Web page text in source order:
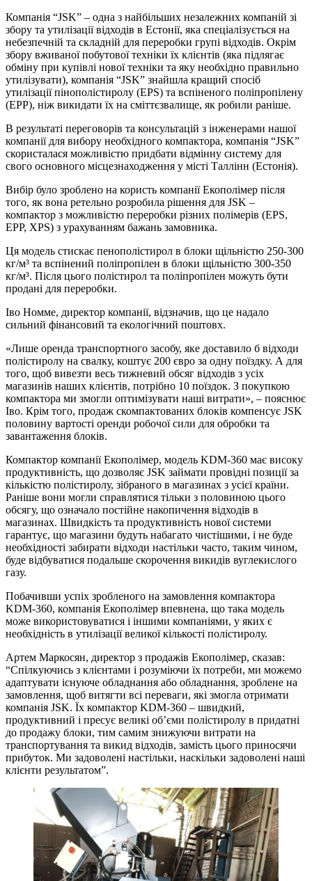
Компанія “JSK” – одна з найбільших незалежних компаній зі
збору та утилізації відходів в Естонії, яка спеціалізується на
небезпечній та складній для переробки групі відходів. Окрім
збору вживаної побутової техніки їх клієнтів (яка підлягає
обміну при купівлі нової техніки та яку необхідно правильно
утилізувати), компанія “JSK” знайшла кращий спосіб
утилізації пінополістиролу (EPS) та вспіненого поліпропілену
(EPP), ніж викидати їх на сміттєзвалище, як робили раніше.
В результаті переговорів та консультацій з інженерами нашої
компанії для вибору необхідного компактора, компанія “JSK”
скористалася можливістю придбати відмінну систему для
свого основного місцезнаходження у місті Таллінн (Естонія).
Вибір було зроблено на користь компанії Екополімер після
того, як вона ретельно розробила рішення для JSK –
компактор з можливістю переробки різних полімерів (EPS,
EPP, XPS) з урахуванням бажань замовника.
Ця модель стискає пенополістирол в блоки щільністю 250-300
кг/м³ та вспінений поліпропілен в блоки щільністю 300-350
кг/м³. Після цього полістирол та поліпропілен можуть бути
продані для переробки.
Іво Номме, директор компанії, відзначив, що це надало
сильний фінансовий та екологічний поштовх.
«Лише оренда транспортного засобу, яке доставило б відходи
полістиролу на свалку, коштує 200 євро за одну поїздку. А для
того, щоб вивезти весь тижневий обсяг відходів з усіх
магазинів наших клієнтів, потрібно 10 поїздок. З покупкою
компактора ми змогли оптимізувати наші витрати», – пояснює
Іво. Крім того, продаж скомпактованих блоків компенсує JSK
половину вартості оренди робочої сили для обробки та
завантаження блоків.
Компактор компанії Екополімер, модель KDM-360 має високу
продуктивність, що дозволяє JSK займати провідні позиції за
кількістю полістиролу, зібраного в магазинах з усієї країни.
Раніше вони могли справлятися тільки з половиною цього
обсягу, що означало постійне накопичення відходів в
магазинах. Швидкість та продуктивність нової системи
гарантує, що магазини будуть набагато чистішими, і не буде
необхідності забирати відходи настільки часто, таким чином,
буде відбуватися подальше скорочення викидів вуглекислого
газу.
Побачивши успіх зробленого на замовлення компактора
KDM-360, компанія Екополімер впевнена, що така модель
може використовуватися і іншими компаніями, у яких є
необхідність в утилізації великої кількості полістиролу.
Артем Маркосян, директор з продажів Екополімер, сказав:
“Спілкуючись з клієнтами і розуміючи їх потреби, ми можемо
адаптувати існуюче обладнання або обладнання, зроблене на
замовлення, щоб витягти всі переваги, які змогла отримати
компанія JSK. Їх компактор KDM-360 – швидкий,
продуктивний і пресує великі об’єми полістиролу в придатні
до продажу блоки, тим самим знижуючи витрати на
транспортування та викид відходів, замість цього приносячи
прибуток. Ми задоволені настільки, наскільки задоволені наші
клієнти результатом”.